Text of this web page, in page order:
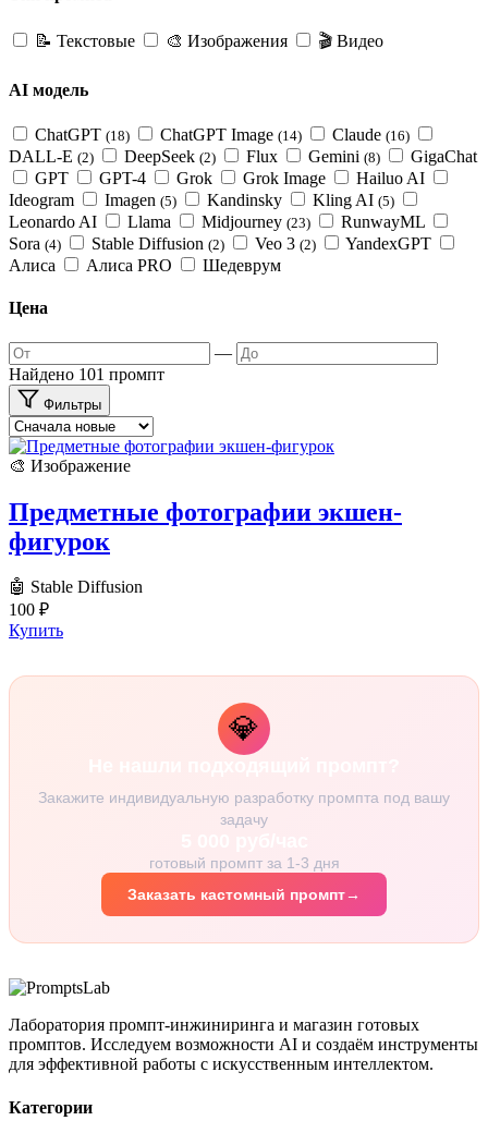
📝 Текстовые 🎨 Изображения 🎬 Видео
AI модель
ChatGPT (18) ChatGPT Image (14) Claude (16)
DALL-E (2) DeepSeek (2) Flux Gemini (8)
GigaChat
GPT
GPT-4 Grok Grok Image
Hailuo AI
Ideogram
Imagen (5) Kandinsky Kling AI (5)
Leonardo AI Llama Midjourney (23)
RunwayML
Sora (4) Stable Diffusion (2) Veo 3 (2)
YandexGPT
Алиса
Алиса PRO Шедеврум
Цена
—
Найдено 101 промпт
Фильтры
🎨 Изображение
Предметные фотографии экшен-
фигурок
🤖 Stable Diffusion
100 ₽
Купить
💎
Закажите индивидуальную разработку промпта под вашу
задачу
готовый промпт за 1-3 дня
Заказать кастомный промпт→
Лаборатория промпт-инжиниринга и магазин готовых
промптов. Исследуем возможности AI и создаём инструменты
для эффективной работы с искусственным интеллектом.
Категории